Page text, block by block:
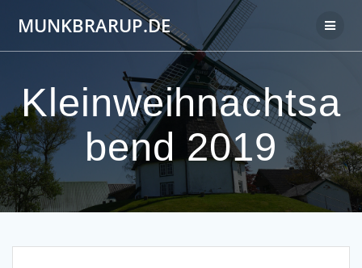
springen
MUNKBRARUP.DE
Kleinweihnachtsa
bend 2019